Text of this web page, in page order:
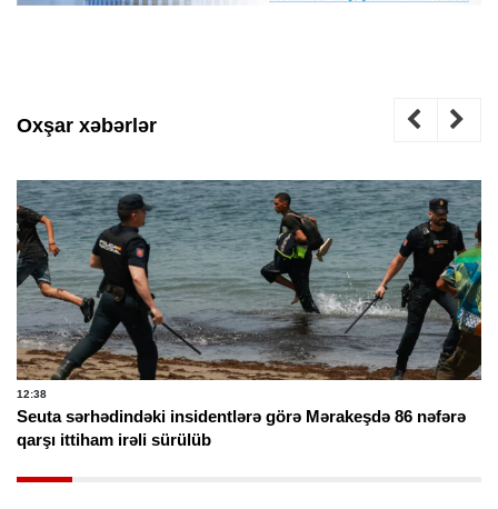
Oxşar xəbərlər
12:38
Seuta sərhədindəki insidentlərə görə Mərakeşdə 86 nəfərə
qarşı ittiham irəli sürülüb